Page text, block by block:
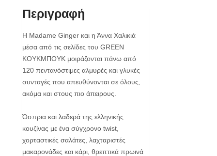
Περιγραφή
H Madame Ginger και η Άννα Χαλικιά
μέσα από τις σελίδες του GREEN
ΚΟΥΚΜΠΟΥΚ μοιράζονται πάνω από
120 πεντανόστιμες αλμυρές και γλυκές
συνταγές που απευθύνονται σε όλους,
ακόμα και στους πιο άπειρους.
Όσπρια και λαδερά της ελληνικής
κουζίνας με ένα σύγχρονο twist,
χορταστικές σαλάτες, λαχταριστές
μακαρονάδες και κάρι, θρεπτικά πρωινά